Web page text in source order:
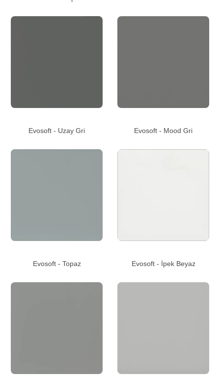
Evosoft - Uzay Gri Evosoft - Mood Gri
Evosoft - Topaz Evosoft - İpek Beyaz